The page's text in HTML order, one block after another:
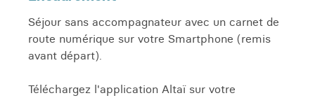
Séjour sans accompagnateur avec un carnet de
route numérique sur votre Smartphone (remis
avant départ).
Téléchargez l'application Altaï sur votre